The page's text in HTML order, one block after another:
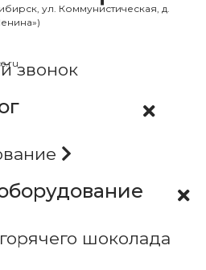
ул. Коммунистическая, д.
звонок
шоколада